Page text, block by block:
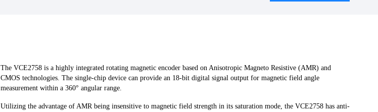
The VCE2758 is a highly integrated rotating magnetic encoder based on Anisotropic Magneto Resistive (AMR) and
CMOS technologies. The single-chip device can provide an 18-bit digital signal output for magnetic field angle
measurement within a 360° angular range.
Utilizing the advantage of AMR being insensitive to magnetic field strength in its saturation mode, the VCE2758 has anti-